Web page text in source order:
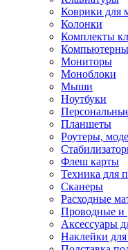
Коврики для
Колонки
Комплекты
Мониторы
Моноблоки
Мыши
Ноутбуки
Планшеты
Роутеры,
Флеш карты
Техника для
Сканеры
Расходные
Проводные и
Аксессуары
Наклейки для